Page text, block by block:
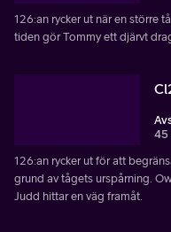
126:an rycker ut när en större
tiden gör Tommy ett djärvt
45
126:an rycker ut för att
grund av tågets urspårning.
Judd hittar en väg framåt.